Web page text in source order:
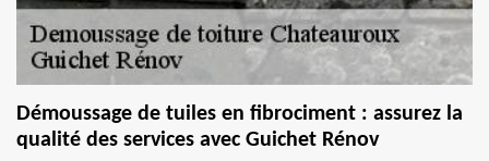
Démoussage de tuiles en fibrociment : assurez la
qualité des services avec Guichet Rénov